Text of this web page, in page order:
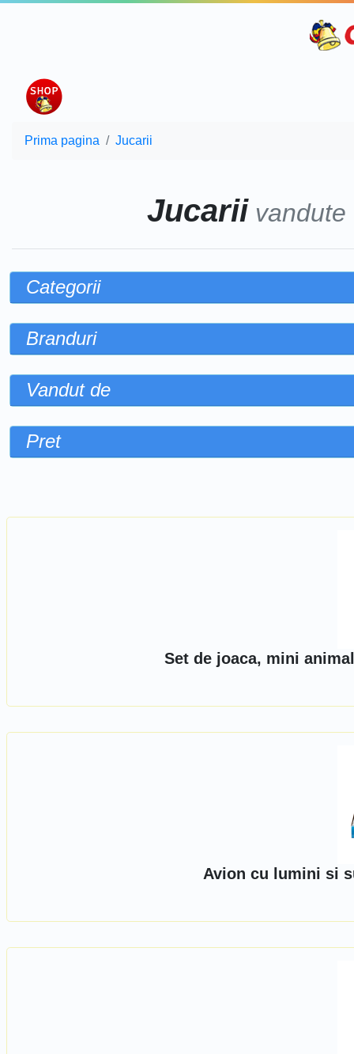
Prima pagina Jucarii
Jucarii
Categorii
Branduri
Vandut de
Pret
Set de joaca, mini
Avion cu lumini si